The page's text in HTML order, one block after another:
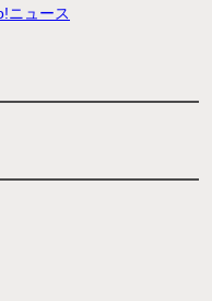
ニュース